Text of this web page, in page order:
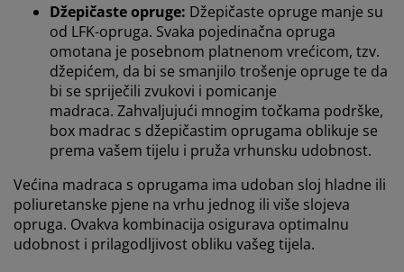
Džepičaste opruge: Džepičaste opruge manje su
od LFK-opruga. Svaka pojedinačna opruga
omotana je posebnom platnenom vrećicom, tzv.
džepićem, da bi se smanjilo trošenje opruge te da
bi se spriječili zvukovi i pomicanje
madraca. Zahvaljujući mnogim točkama podrške,
box madrac s džepičastim oprugama oblikuje se
prema vašem tijelu i pruža vrhunsku udobnost.
Većina madraca s oprugama ima udoban sloj hladne ili
poliuretanske pjene na vrhu jednog ili više slojeva
opruga. Ovakva kombinacija osigurava optimalnu
udobnost i prilagodljivost obliku vašeg tijela.